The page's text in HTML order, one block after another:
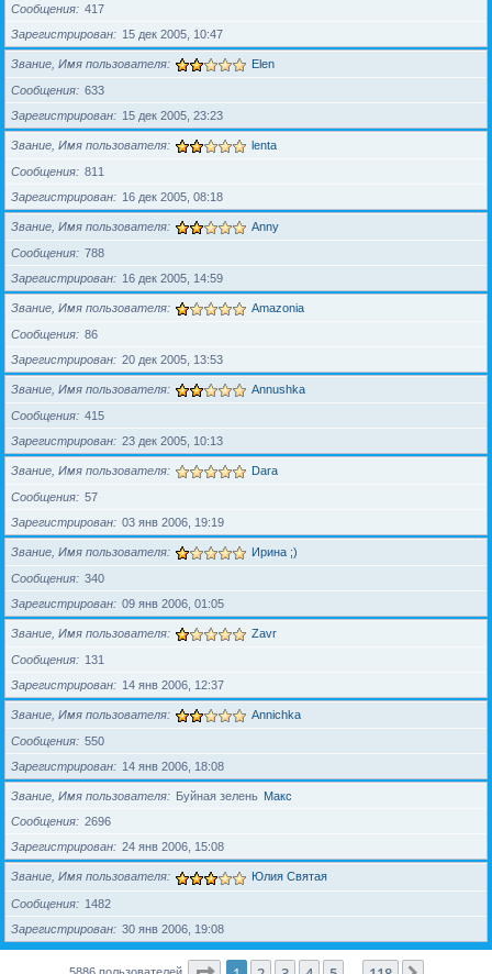
Сообщения
417
Зарегистрирован
15 дек 2005, 10:47
Звание, Имя пользователя Elen
Сообщения
633
Зарегистрирован
15 дек 2005, 23:23
Звание, Имя пользователя lenta
Сообщения
811
Зарегистрирован
16 дек 2005, 08:18
Звание, Имя пользователя Anny
Сообщения
788
Зарегистрирован
16 дек 2005, 14:59
Звание, Имя пользователя Amazonia
Сообщения
86
Зарегистрирован
20 дек 2005, 13:53
Звание, Имя пользователя Annushka
Сообщения
415
Зарегистрирован
23 дек 2005, 10:13
Звание, Имя пользователя Dara
Сообщения
57
Зарегистрирован
03 янв 2006, 19:19
Звание, Имя пользователя Ирина ;)
Сообщения
340
Зарегистрирован
09 янв 2006, 01:05
Звание, Имя пользователя Zavr
Сообщения
131
Зарегистрирован
14 янв 2006, 12:37
Звание, Имя пользователя Annichka
Сообщения
550
Зарегистрирован
14 янв 2006, 18:08
Звание, Имя пользователя Буйная зелень Макс
Сообщения
2696
Зарегистрирован
24 янв 2006, 15:08
Звание, Имя пользователя Юлия Святая
Сообщения
1482
Зарегистрирован
30 янв 2006, 19:08
5886 пользователей